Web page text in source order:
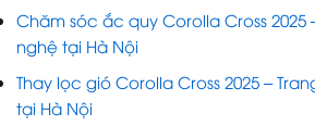
Chăm sóc ắc quy Corolla Cross 2025
nghệ tại Hà Nội
Thay lọc gió Corolla Cross 2025 –
tại Hà Nội